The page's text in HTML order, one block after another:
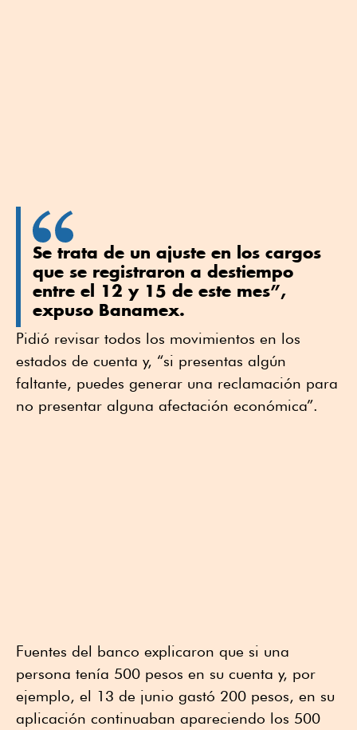
Se trata de un ajuste en los cargos
que se registraron a destiempo
entre el 12 y 15 de este mes”,
expuso Banamex.
Pidió revisar todos los movimientos en los
estados de cuenta y, “si presentas algún
faltante, puedes generar una reclamación para
no presentar alguna afectación económica”.
Fuentes del banco explicaron que si una
persona tenía 500 pesos en su cuenta y, por
ejemplo, el 13 de junio gastó 200 pesos, en su
aplicación continuaban apareciendo los 500